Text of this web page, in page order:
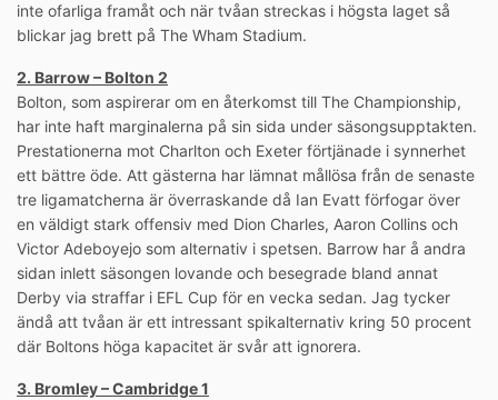
inte ofarliga framåt och när tvåan streckas i högsta laget så
blickar jag brett på The Wham Stadium.
2. Barrow – Bolton 2
Bolton, som aspirerar om en återkomst till The Championship,
har inte haft marginalerna på sin sida under säsongsupptakten.
Prestationerna mot Charlton och Exeter förtjänade i synnerhet
ett bättre öde. Att gästerna har lämnat mållösa från de senaste
tre ligamatcherna är överraskande då Ian Evatt förfogar över
en väldigt stark offensiv med Dion Charles, Aaron Collins och
Victor Adeboyejo som alternativ i spetsen. Barrow har å andra
sidan inlett säsongen lovande och besegrade bland annat
Derby via straffar i EFL Cup för en vecka sedan. Jag tycker
ändå att tvåan är ett intressant spikalternativ kring 50 procent
där Boltons höga kapacitet är svår att ignorera.
3. Bromley – Cambridge 1